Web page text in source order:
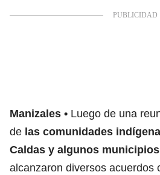
Manizales
Luego de una
de las comunidades
Caldas y algunos
alcanzaron diversos acuerdos